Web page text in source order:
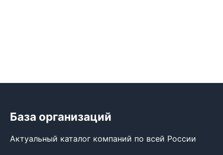
База организаций
Актуальный каталог компаний по всей России